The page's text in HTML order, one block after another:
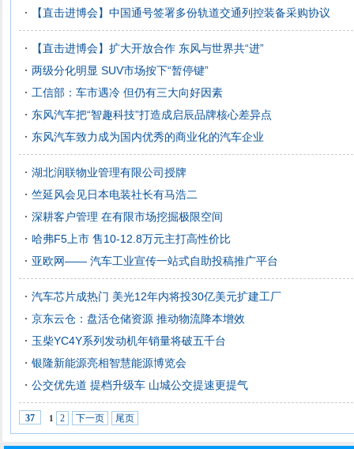
【直击进博会】中国通号签署多份轨道交通列控装备采购协议
【直击进博会】扩大开放合作 东风与世界共“进”
两级分化明显 SUV市场按下“暂停键”
工信部：车市遇冷 但仍有三大向好因素
东风汽车把“智趣科技”打造成启辰品牌核心差异点
东风汽车致力成为国内优秀的商业化的汽车企业
湖北润联物业管理有限公司授牌
竺延风会见日本电装社长有马浩二
深耕客户管理 在有限市场挖掘极限空间
哈弗F5上市 售10-12.8万元主打高性价比
亚欧网—— 汽车工业宣传一站式自助投稿推广平台
汽车芯片成热门 美光12年内将投30亿美元扩建工厂
京东云仓：盘活仓储资源 推动物流降本增效
玉柴YC4Y系列发动机年销量将破五千台
银隆新能源亮相智慧能源博览会
公交优先道 提档升级车 山城公交提速更提气
37 1 2 下一页 尾页